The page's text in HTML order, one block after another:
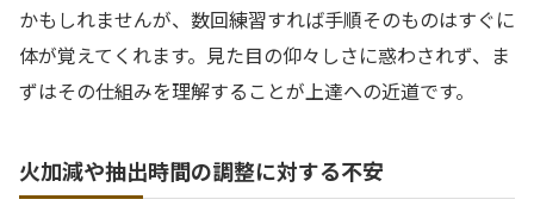
かもしれませんが、数回練習すれば手順そのものはすぐに
体が覚えてくれます。見た目の仰々しさに惑わされず、ま
ずはその仕組みを理解することが上達への近道です。
火加減や抽出時間の調整に対する不安